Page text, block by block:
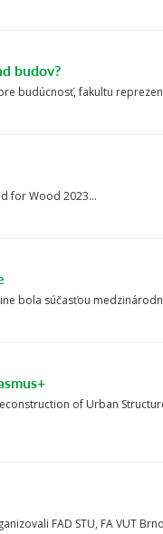
budov?
budúcnosť, fakultu
for Wood 2023...
bola súčasťou
of Urban
FAD STU, FA VUT